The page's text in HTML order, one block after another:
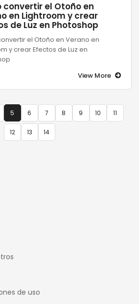
convertir el Otoño en
en Lightroom y crear
de Luz en Photoshop
el Otoño en Verano en
y crear Efectos de Luz en
View More
5 6 7 8 9 10 11
12 13 14
de uso